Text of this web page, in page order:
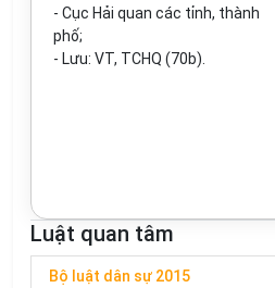
- Cục Hải quan các tỉnh, thành
phố;
- Lưu: VT, TCHQ (70b).
Luật quan tâm
Bộ luật dân sự 2015